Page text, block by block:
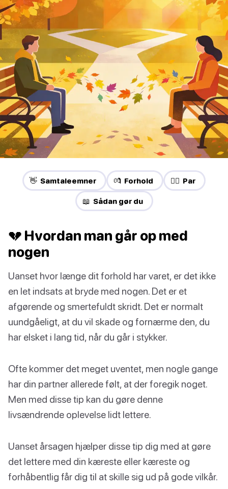
👋 Samtaleemner 💏 Forhold ❤️‍🔥 Par
📖 Sådan gør du
💔 Hvordan man går op med
nogen
Uanset hvor længe dit forhold har varet, er det ikke
en let indsats at bryde med nogen. Det er et
afgørende og smertefuldt skridt. Det er normalt
uundgåeligt, at du vil skade og fornærme den, du
har elsket i lang tid, når du går i stykker.
Ofte kommer det meget uventet, men nogle gange
har din partner allerede følt, at der foregik noget.
Men med disse tip kan du gøre denne
livsændrende oplevelse lidt lettere.
Uanset årsagen hjælper disse tip dig med at gøre
det lettere med din kæreste eller kæreste og
forhåbentlig får dig til at skille sig ud på gode vilkår.